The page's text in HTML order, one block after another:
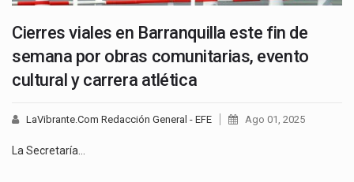
Cierres viales en Barranquilla este fin de
semana por obras comunitarias, evento
cultural y carrera atlética
LaVibrante.Com Redacción General - EFE Ago 01, 2025
La Secretaría…